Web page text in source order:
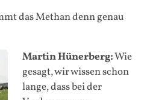
das Methan denn genau
Martin Hünerberg:Wie
gesagt, wir wissen schon
lange, dass bei der